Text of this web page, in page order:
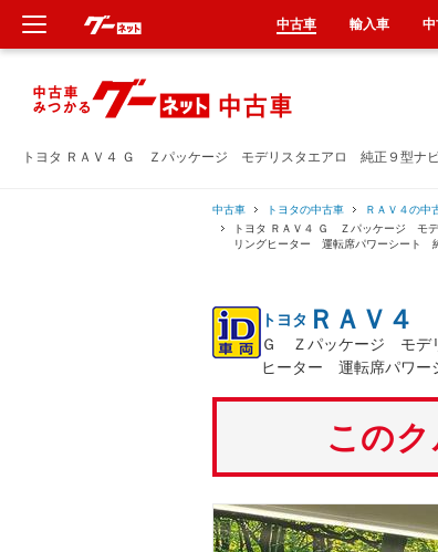
トヨタ ＲＡＶ４ Ｇ Ｚパッケージ モデリスタエアロ 純正９型ナ
中古車 トヨタの中古車 ＲＡＶ４の中
トヨタ ＲＡＶ４ Ｇ Ｚパッケージ モ
リングヒーター 運転席パワーシート
トヨタ ＲＡＶ４
Ｇ Ｚパッケージ モデ
ヒーター 運転席パワー
この
中古車 輸入車
新車
中古車